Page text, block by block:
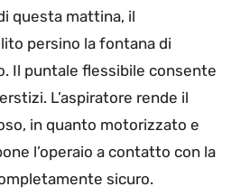
questa mattina, il
persino la fontana di
Il puntale flessibile consente
L’aspiratore rende il
in quanto motorizzato e
l’operaio a contatto con la
sicuro.